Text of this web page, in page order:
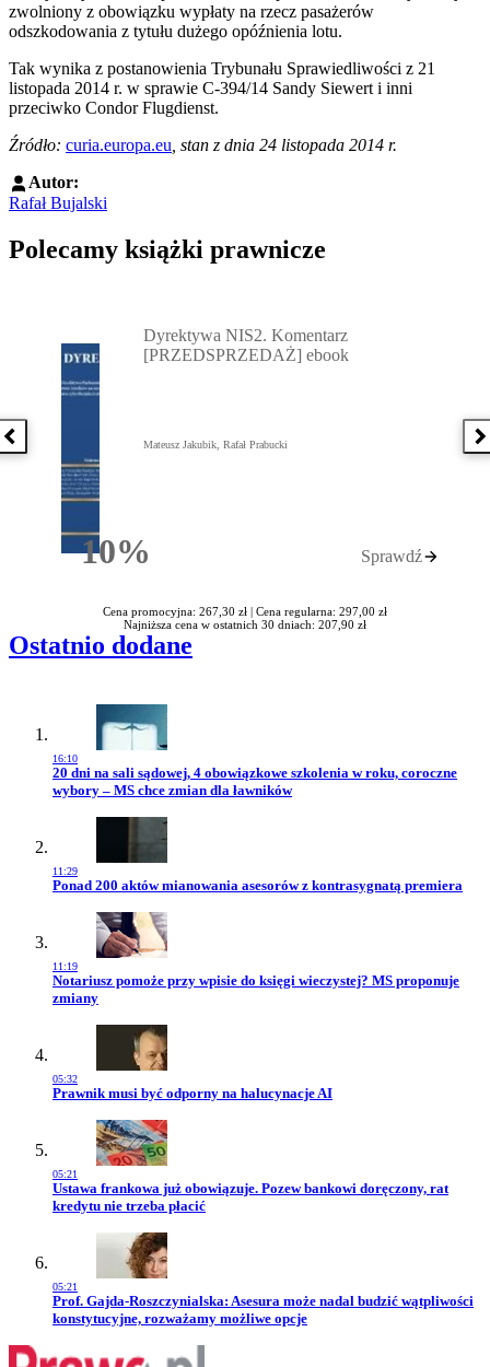
zwolniony z obowiązku wypłaty na rzecz pasażerów
odszkodowania z tytułu dużego opóźnienia lotu.
Tak wynika z postanowienia Trybunału Sprawiedliwości z 21
listopada 2014 r. w sprawie C-394/14 Sandy Siewert i inni
przeciwko Condor Flugdienst.
Źródło: curia.europa.eu , stan z dnia 24 listopada 2014 r.
Autor:
Rafał Bujalski
Polecamy książki prawnicze
Poprzednia książka
10%Rabatu
Dyrektywa NIS2. Komentarz
[PRZEDSPRZEDAŻ] ebook
Mateusz Jakubik, Rafał Prabucki
Sprawdź
Cena promocyjna: 267,30 zł | Cena regularna: 297,00 zł
Najniższa cena w ostatnich 30 dniach: 207,90 zł
Ostatnio dodane
16:10
Przejdź do artykułu:
20 dni na sali sądowej, 4 obowiązkowe szkolenia w roku, coroczne
wybory – MS chce zmian dla ławników
11:29
Przejdź do artykułu:
Ponad 200 aktów mianowania asesorów z kontrasygnatą premiera
11:19
Przejdź do artykułu:
Notariusz pomoże przy wpisie do księgi wieczystej? MS proponuje
zmiany
05:32
Przejdź do artykułu:
Prawnik musi być odporny na halucynacje AI
05:21
Przejdź do artykułu:
Ustawa frankowa już obowiązuje. Pozew bankowi doręczony, rat
kredytu nie trzeba płacić
05:21
Przejdź do artykułu:
Prof. Gajda-Roszczynialska: Asesura może nadal budzić wątpliwości
konstytucyjne, rozważamy możliwe opcje